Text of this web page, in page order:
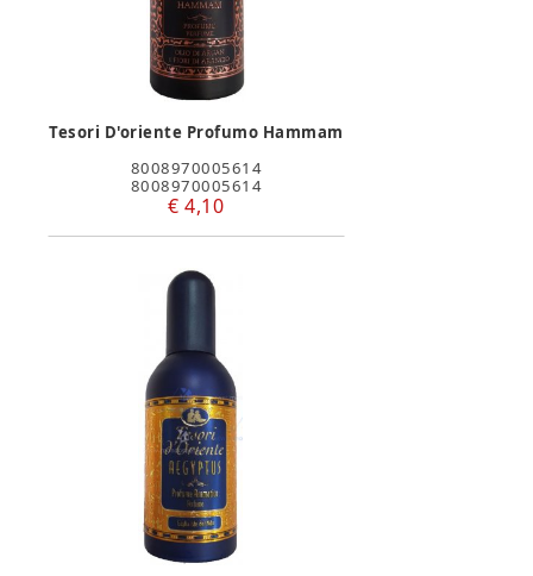
Tesori D'oriente Profumo Hammam
8008970005614
8008970005614
€ 4,10